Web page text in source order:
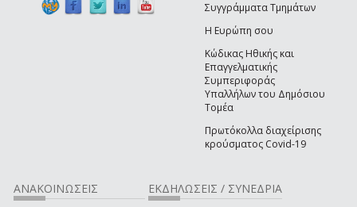
Συγγράμματα Τμημάτων
Η Ευρώπη σου
Κώδικας Ηθικής και
Επαγγελματικής
Συμπεριφοράς
Υπαλλήλων του Δημόσιου
Τομέα
Πρωτόκολλα διαχείρισης
κρούσματος Covid-19
ΑΝΑΚΟΙΝΩΣΕΙΣ ΕΚΔΗΛΩΣΕΙΣ / ΣΥΝΕΔΡΙΑ